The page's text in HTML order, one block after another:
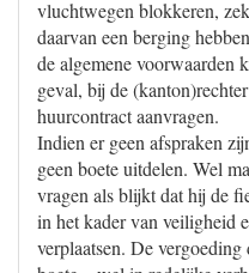
vluchtwegen blokkeren,
daarvan een berging
de algemene voorwaarden
geval, bij de
huurcontract aanvragen.
Indien er geen afspraken
geen boete uitdelen. Wel
vragen als blijkt dat hij de
in het kader van veiligheid
verplaatsen. De